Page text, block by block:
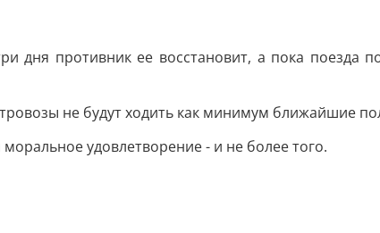
дня противник ее восстановит, а пока поезда
не будут ходить как минимум ближайшие
удовлетворение - и не более того.